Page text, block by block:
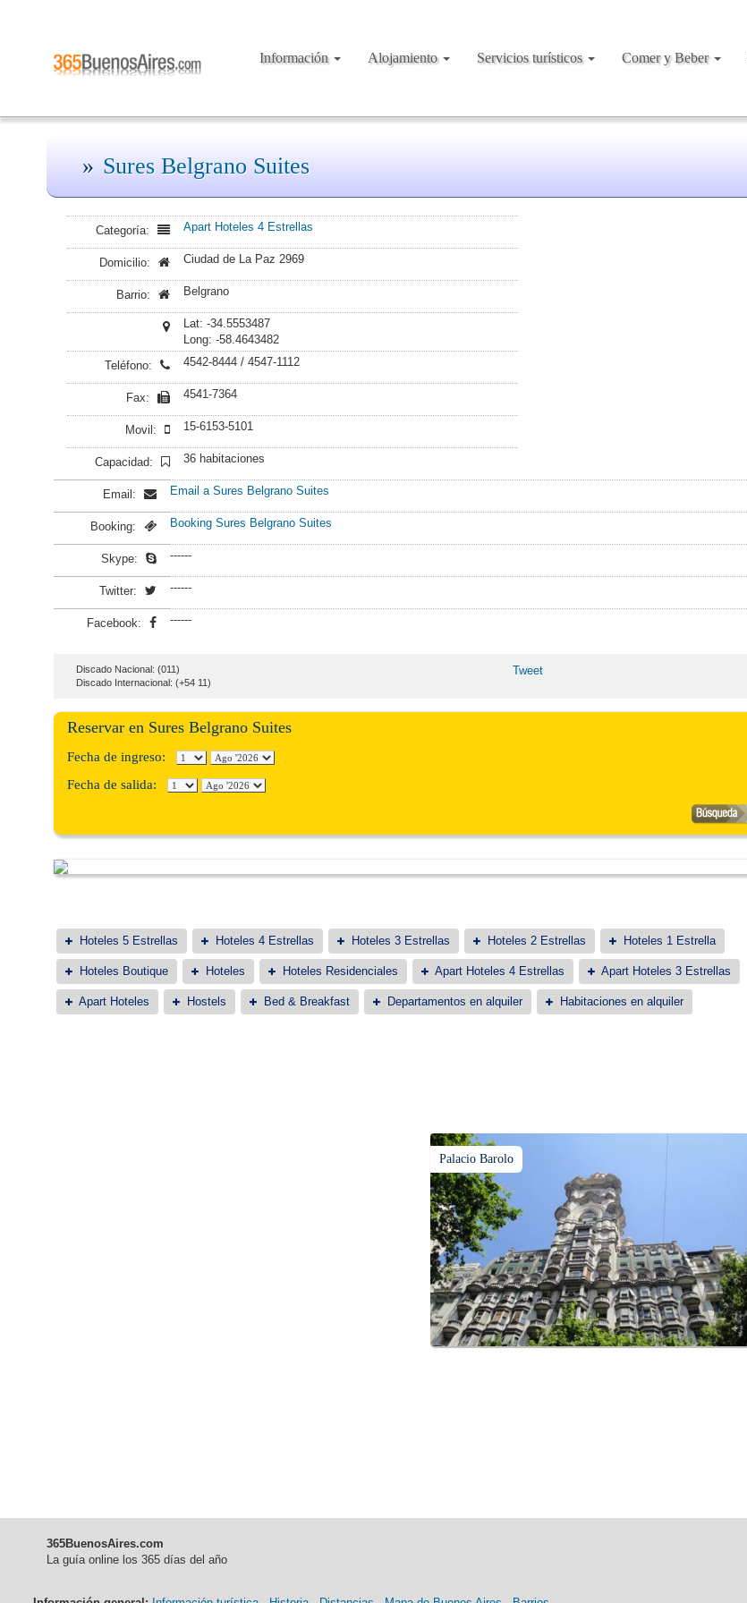
Información Alojamiento Servicios turísticos Comer y Beber
Sures Belgrano Suites
Categoría: Apart Hoteles 4 Estrellas
Domicilio: Ciudad de La Paz 2969
Barrio: Belgrano
Lat: -34.5553487
Long: -58.4643482
Teléfono:
4542-8444 / 4547-1112
Fax: 4541-7364
Movil: 15-6153-5101
Capacidad: 36 habitaciones
Email: Email a Sures Belgrano Suites
Booking: Booking Sures Belgrano Suites
Skype: ------
Twitter: ------
Facebook: ------
Discado Nacional: (011)
Discado Internacional: (+54 11)
Tweet
Reservar en Sures Belgrano Suites
Fecha de ingreso:
Fecha de salida:
Hoteles 5 Estrellas Hoteles 4 Estrellas Hoteles 3 Estrellas Hoteles 2 Estrellas Hoteles 1 Estrella
Hoteles Boutique Hoteles Hoteles Residenciales Apart Hoteles 4 Estrellas Apart Hoteles 3 Estrellas
Apart Hoteles Hostels Bed & Breakfast Departamentos en alquiler Habitaciones en alquiler
Palacio Barolo
365BuenosAires.com
La guía online los 365 días del año